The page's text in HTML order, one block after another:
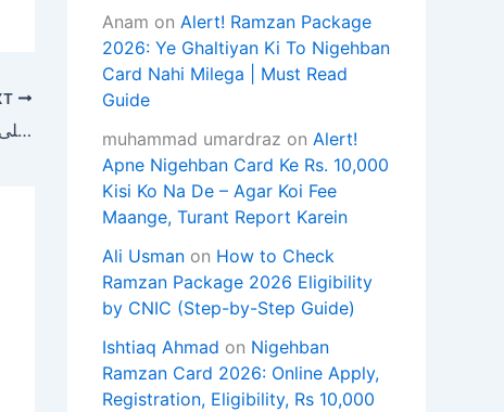
ون کانسٹیٹیوشن ایونیو کے اپارٹمنٹ مالکان کی بے دخلی سے متعلق اسلام آباد ہائیکورٹ کا بڑا حکم
Anam on Alert! Ramzan Package
2026: Ye Ghaltiyan Ki To Nigehban
Card Nahi Milega | Must Read
Guide
muhammad umardraz on Alert!
Apne Nigehban Card Ke Rs. 10,000
Kisi Ko Na De – Agar Koi Fee
Maange, Turant Report Karein
Ali Usman on How to Check
Ramzan Package 2026 Eligibility
by CNIC (Step-by-Step Guide)
Ishtiaq Ahmad on Nigehban
Ramzan Card 2026: Online Apply,
Registration, Eligibility, Rs 10,000